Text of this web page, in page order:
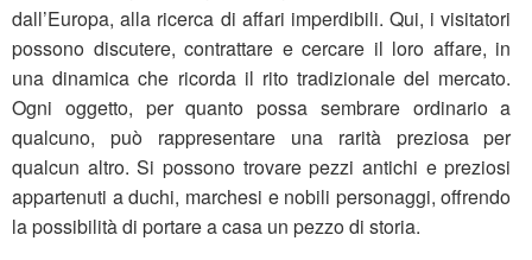
dall’Europa, alla ricerca di affari imperdibili. Qui, i visitatori
possono discutere, contrattare e cercare il loro affare, in
una dinamica che ricorda il rito tradizionale del mercato.
Ogni oggetto, per quanto possa sembrare ordinario a
qualcuno, può rappresentare una rarità preziosa per
qualcun altro. Si possono trovare pezzi antichi e preziosi
appartenuti a duchi, marchesi e nobili personaggi, offrendo
la possibilità di portare a casa un pezzo di storia.